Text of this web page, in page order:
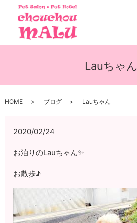
Lauちゃん
HOME ブログ Lauちゃん
2020/02/24
お泊りのLauちゃん✨
お散歩♪